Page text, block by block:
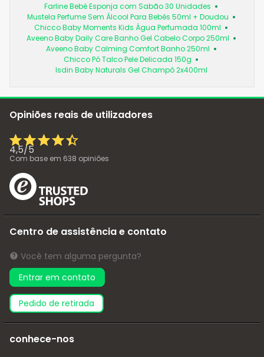
Farline Bebé Esponja com Sabão 30 Unidades
Mustela Perfume Sem Álcool Para Bebés 50ml + Doudou
Chicco Baby Moments Kids Água Perfumada 100ml
Aveeno Baby Daily Care Banho Gel Cabelo Corpo 250ml
Aveeno Baby Calming Comfort Banho 250ml
Chicco Pó Talco Pele Delicada 150g
Isdin Baby Naturals Gel Champô 2x400ml
Opiniões reais de utilizadores
4,5/5
Com base em 638 opiniões
Centro de assistência e contato
Você tem alguma pergunta?
Entrar em contato
pedido de retirada
conhece-nos